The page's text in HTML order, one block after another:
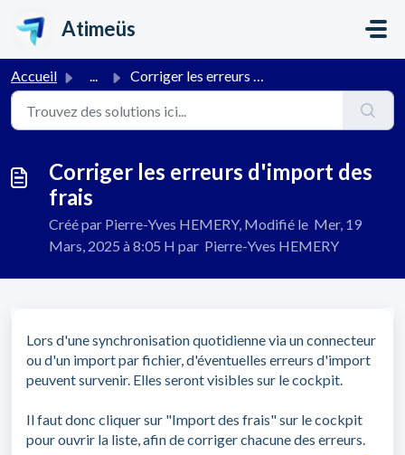
Atimeüs
Accueil ... Corriger les erreurs d'import des frais
Corriger les erreurs d'import des
frais
Créé par Pierre-Yves HEMERY, Modifié le Mer, 19
Mars, 2025 à 8:05 H par Pierre-Yves HEMERY
Lors d'une synchronisation quotidienne via un connecteur
ou d'un import par fichier, d'éventuelles erreurs d'import
peuvent survenir. Elles seront visibles sur le cockpit.
Il faut donc cliquer sur "Import des frais" sur le cockpit
pour ouvrir la liste, afin de corriger chacune des erreurs.